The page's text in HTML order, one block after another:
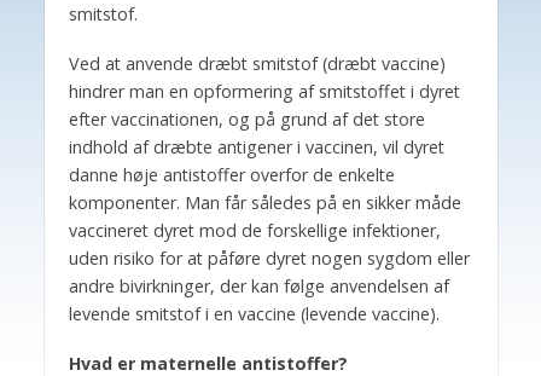
smitstof.
Ved at anvende dræbt smitstof (dræbt vaccine)
hindrer man en opformering af smitstoffet i dyret
efter vaccinationen, og på grund af det store
indhold af dræbte antigener i vaccinen, vil dyret
danne høje antistoffer overfor de enkelte
komponenter. Man får således på en sikker måde
vaccineret dyret mod de forskellige infektioner,
uden risiko for at påføre dyret nogen sygdom eller
andre bivirkninger, der kan følge anvendelsen af
levende smitstof i en vaccine (levende vaccine).
Hvad er maternelle antistoffer?